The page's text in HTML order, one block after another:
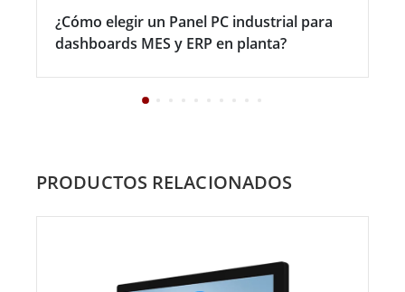
¿Cómo elegir un Panel PC industrial para
dashboards MES y ERP en planta?
PRODUCTOS RELACIONADOS